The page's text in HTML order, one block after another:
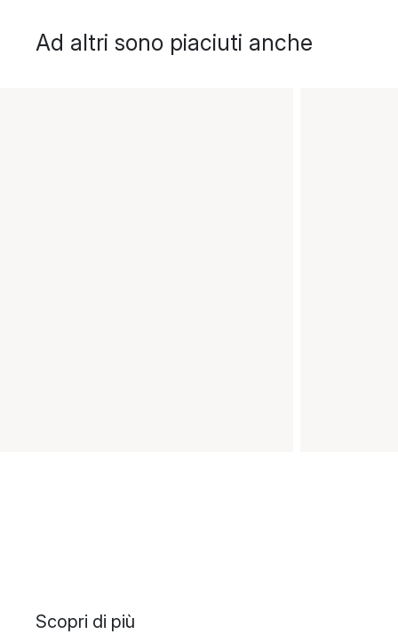
Ad altri sono piaciuti anche
Scopri di più